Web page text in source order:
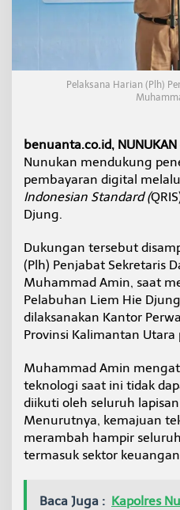
e
r
a
p
a
d
i
P
e
u
h
a
L
i
e
H
e
D
j
u
g
Pelaksana Harian (Plh)
benuanta.co.id, NUNUKAN
Nunukan mendukung
pembayaran digital
Indonesian Standard (
Djung.
Dukungan tersebut
(Plh) Penjabat Sekretaris
Muhammad Amin, saat
Pelabuhan Liem Hie
dilaksanakan Kantor
Provinsi Kalimantan Utara
Muhammad Amin
teknologi saat ini tidak
diikuti oleh seluruh
Menurutnya, kemajuan
merambah hampir
termasuk sektor
Baca Juga : Kapolres